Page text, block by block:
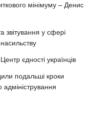
мінімуму – Денис
звітування у сфері
єдності українців
подальші кроки